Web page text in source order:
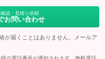
認・見積り依頼
お問い合わせ
が届くことはありません。メールア